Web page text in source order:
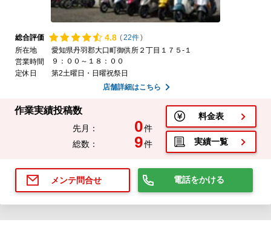
総合評価 4.8 (22件)
所在地
愛知県丹羽郡大口町御供所２丁目１７５-１
営業時間
９：００～１８：００
定休日
第2土曜日・日曜祝祭日
店舗詳細はこちら
作業実績投稿数
先月： 0件
総数：
9件
料金表
実績一覧
メンテ問合せ 電話をかける